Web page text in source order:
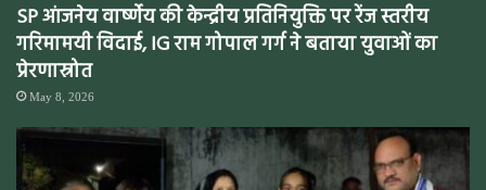
SP आंजनेय वार्ष्णेय की केन्द्रीय प्रतिनियुक्ति पर रेंज स्तरीय
गरिमामयी विदाई, IG राम गोपाल गर्ग ने बताया युवाओं का
प्रेरणास्रोत
May 8, 2026